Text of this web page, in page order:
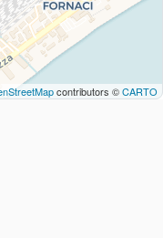
contributors ©CARTO